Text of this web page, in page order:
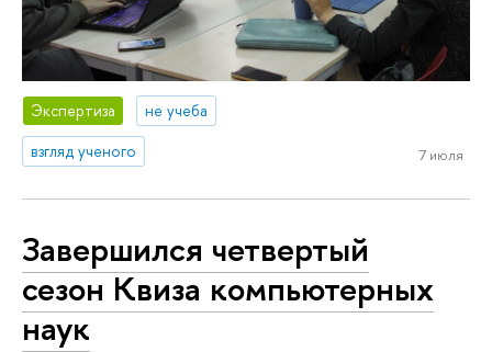
Экспертиза
не учеба
взгляд ученого
7 июля
Завершился четвертый
сезон Квиза компьютерных
наук